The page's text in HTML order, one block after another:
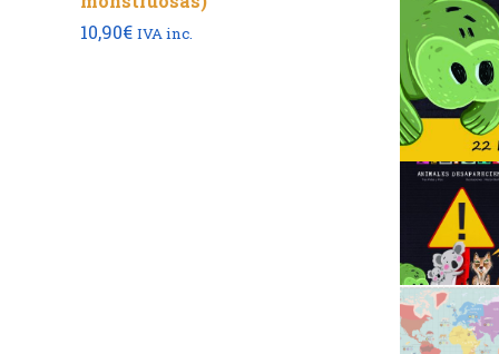
1,60€.
1,52€.
10,90€ IVA inc.